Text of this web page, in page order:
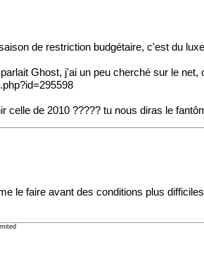
de restriction budgétaire, c'est du
Ghost, j'ai un peu cherché sur le
celle de 2010 ????? tu nous diras le
le faire avant des conditions plus